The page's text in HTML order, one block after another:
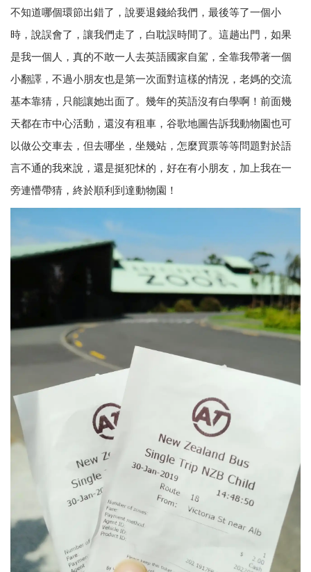
不知道哪個環節出錯了，說要退錢給我們，最後等了一個小
時，說誤會了，讓我們走了，白耽誤時間了。這趟出門，如果
是我一個人，真的不敢一人去英語國家自駕，全靠我帶著一個
小翻譯，不過小朋友也是第一次面對這樣的情況，老媽的交流
基本靠猜，只能讓她出面了。幾年的英語沒有白學啊！前面幾
天都在市中心活動，還沒有租車，谷歌地圖告訴我動物園也可
以做公交車去，但去哪坐，坐幾站，怎麼買票等等問題對於語
言不通的我來說，還是挺犯怵的，好在有小朋友，加上我在一
旁連懵帶猜，終於順利到達動物園！